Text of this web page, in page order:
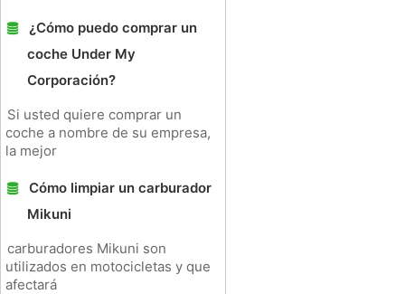
¿Cómo puedo comprar un
coche Under My
Corporación?
Si usted quiere comprar un
coche a nombre de su empresa,
la mejor
Cómo limpiar un carburador
Mikuni
carburadores Mikuni son
utilizados en motocicletas y que
afectará